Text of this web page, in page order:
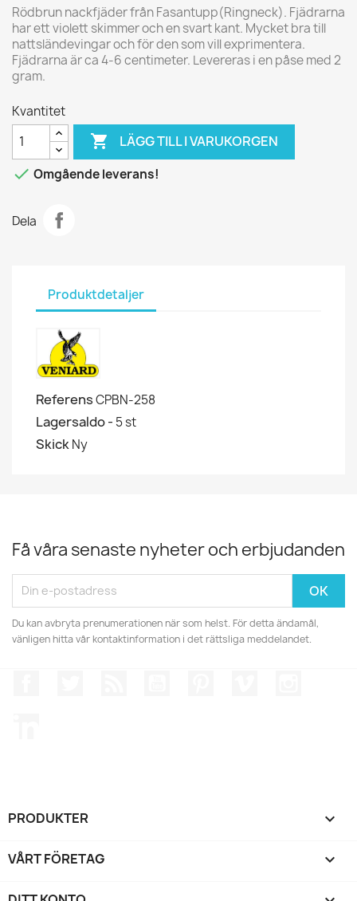
Rödbrun nackfjäder från Fasantupp(Ringneck). Fjädrarna
har ett violett skimmer och en svart kant. Mycket bra till
nattsländevingar och för den som vill exprimentera.
Fjädrarna är ca 4-6 centimeter. Levereras i en påse med 2
gram.
Kvantitet
 LÄGG TILL I VARUKORGEN
 Omgående leverans!
Dela
Produktdetaljer
ReferensCPBN-258
Lagersaldo - 5 st
SkickNy
Få våra senaste nyheter och erbjudanden
Du kan avbryta prenumerationen när som helst. För detta ändamål,
vänligen hitta vår kontaktinformation i det rättsliga meddelandet.
PRODUKTER 
VÅRT FÖRETAG 